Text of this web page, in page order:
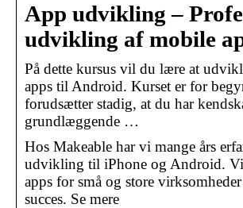
App udvikling –
udvikling af mobile
På dette kursus vil du lære at
apps til Android. Kurset er for
forudsætter stadig, at du har
grundlæggende …
Hos Makeable har vi mange års
udvikling til iPhone og Android.
apps for små og store
succes. Se mere